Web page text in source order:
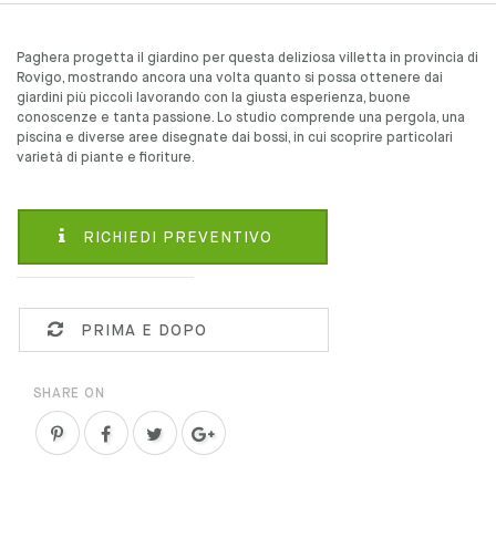
Paghera progetta il giardino per questa deliziosa villetta in provincia di
Rovigo, mostrando ancora una volta quanto si possa ottenere dai
giardini più piccoli lavorando con la giusta esperienza, buone
conoscenze e tanta passione. Lo studio comprende una pergola, una
piscina e diverse aree disegnate dai bossi, in cui scoprire particolari
varietà di piante e fioriture.
RICHIEDI PREVENTIVO
PRIMA E DOPO
SHARE ON